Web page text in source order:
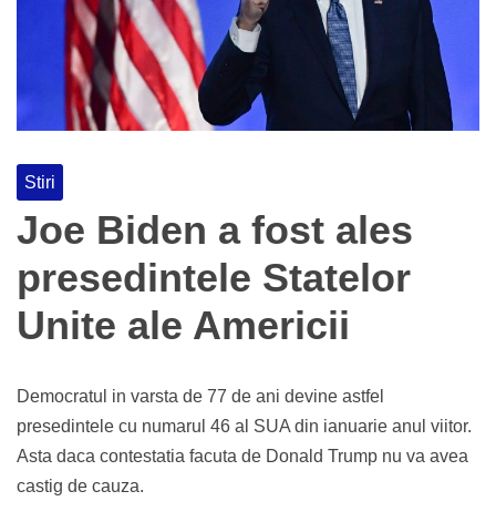
Stiri
Joe Biden a fost ales
presedintele Statelor
Unite ale Americii
Democratul in varsta de 77 de ani devine astfel
presedintele cu numarul 46 al SUA din ianuarie anul viitor.
Asta daca contestatia facuta de Donald Trump nu va avea
castig de cauza.